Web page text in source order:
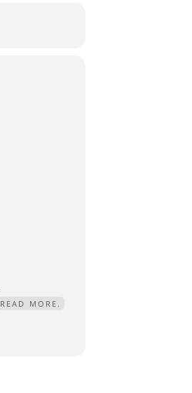
READ MORE.